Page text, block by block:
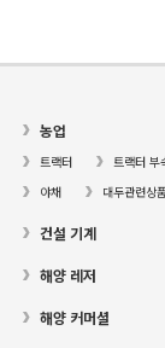
농업
트랙터 트랙터 부
야채
대두관련상
건설 기계
해양 레저
해양 커머셜